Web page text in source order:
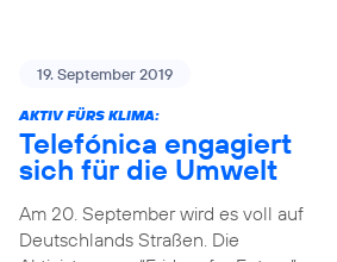
19. September 2019
AKTIV FÜRS KLIMA:
Telefónica engagiert
sich für die Umwelt
Am 20. September wird es voll auf
Deutschlands Straßen. Die